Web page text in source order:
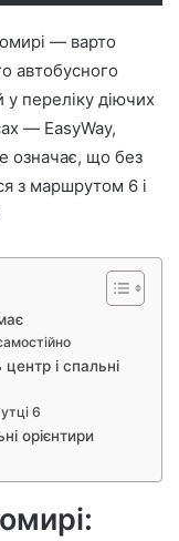
— варто
автобусного
у переліку діючих
— EasyWay,
означає, що без
з маршрутом 6 і
і спальні
6
орієнтири